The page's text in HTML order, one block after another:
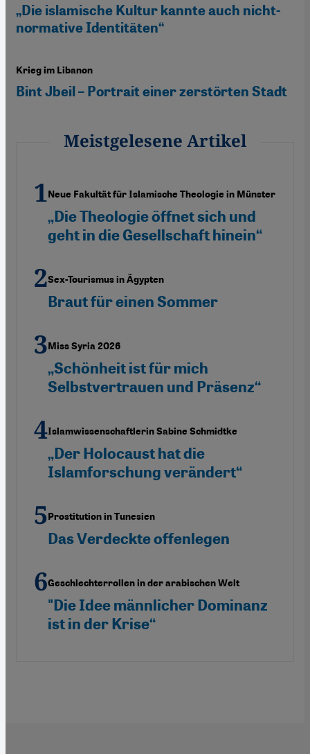
„Die islamische Kultur kannte auch nicht-
normative Identitäten“
Krieg im Libanon
Bint Jbeil – Portrait einer zerstörten Stadt
Meistgelesene Artikel
Neue Fakultät für Islamische Theologie in Münster
„Die Theologie öffnet sich und
geht in die Gesellschaft hinein“
Sex-Tourismus in Ägypten
Braut für einen Sommer
Miss Syria 2026
„Schönheit ist für mich
Selbstvertrauen und Präsenz“
Islamwissenschaftlerin Sabine Schmidtke
„Der Holocaust hat die
Islamforschung verändert“
Prostitution in Tunesien
Das Verdeckte offenlegen
Geschlechterrollen in der arabischen Welt
"Die Idee männlicher Dominanz
ist in der Krise“